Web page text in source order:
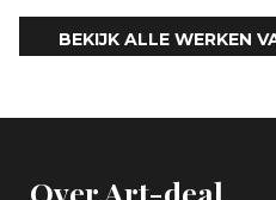
BEKIJK ALLE WERKEN